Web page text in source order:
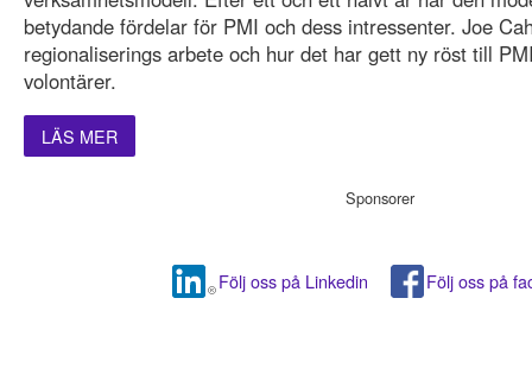
betydande fördelar för PMI och dess intressenter. Joe
regionaliserings arbete och hur det har gett ny röst till
volontärer.
LÄS MER
Sponsorer
Följ oss på Linkedin Följ oss på